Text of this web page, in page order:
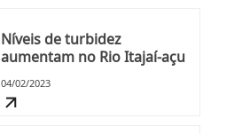
Níveis de turbidez
aumentam no Rio Itajaí-açu
04/02/2023